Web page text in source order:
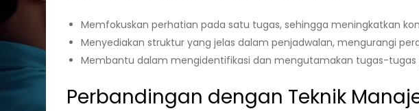
Memfokuskan perhatian pada satu tugas, sehingga meningkatkan
Menyediakan struktur yang jelas dalam penjadwalan, mengurangi
Membantu dalam mengidentifikasi dan mengutamakan tugas-tugas
Perbandingan dengan Teknik